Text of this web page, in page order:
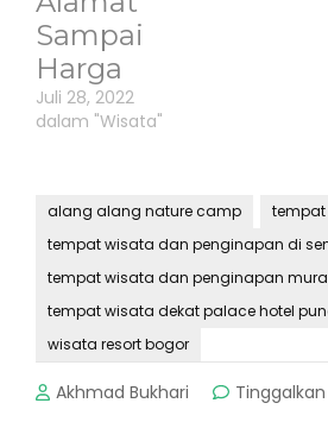
Sampai
Harga
Juli 28, 2022
dalam "Wisata"
alang alang nature camp
tempat wisata dan penginapan di
tempat wisata dan penginapan
tempat wisata dekat palace hotel
wisata resort bogor
Akhmad Bukhari